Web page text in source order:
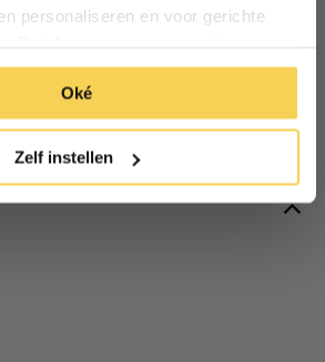
personaliseren en voor gerichte
om alle cookies te accepteren. Of
als je niet akkoord gaat met
Oké
Zelf instellen
Inschrijven
vanaf €75